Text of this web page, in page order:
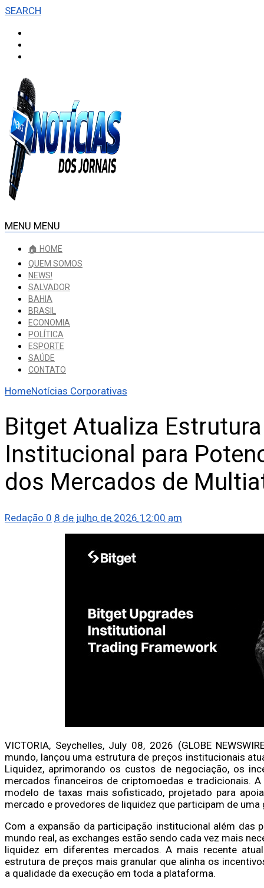
SEARCH
MENU MENU
🏠 HOME
QUEM SOMOS
NEWS!
SALVADOR
BAHIA
BRASIL
ECONOMIA
POLÍTICA
ESPORTE
SAÚDE
CONTATO
HomeNotícias Corporativas
Bitget Atualiza
Institucional para
dos Mercados de
Redação 0 8 de julho de 2026 12:00 am
VICTORIA, Seychelles, July 08, 2026 (GLOBE
mundo, lançou uma estrutura de preços institucionais
Liquidez, aprimorando os custos de negociação, os
mercados financeiros de criptomoedas e tradicionais.
modelo de taxas mais sofisticado, projetado para
mercado e provedores de liquidez que participam de
Com a expansão da participação institucional além
mundo real, as exchanges estão sendo cada vez mais
liquidez em diferentes mercados. A mais recente
estrutura de preços mais granular que alinha os
a qualidade da execução em toda a plataforma.